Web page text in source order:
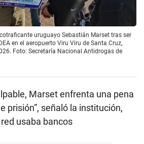
uruguayo Sebastián Marset tras ser
en el aeropuerto Viru Viru de Santa Cruz,
Foto: Secretaría Nacional Antidrogas de
Marset enfrenta una pena
prisión”, señaló la institución,
usaba bancos